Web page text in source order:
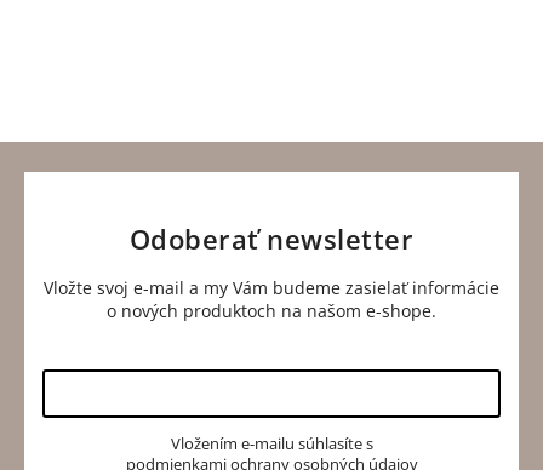
Odoberať newsletter
Vložte svoj e-mail a my Vám budeme zasielať informácie
o nových produktoch na našom e-shope.
Vložením e-mailu súhlasíte s
podmienkami ochrany osobných údajov